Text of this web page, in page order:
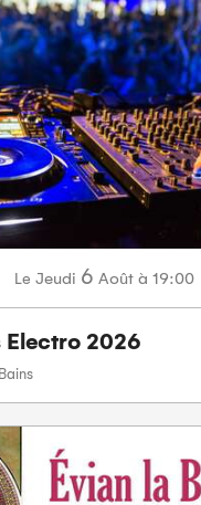
Le Jeudi 6 Août à 19:00
Electro 2026